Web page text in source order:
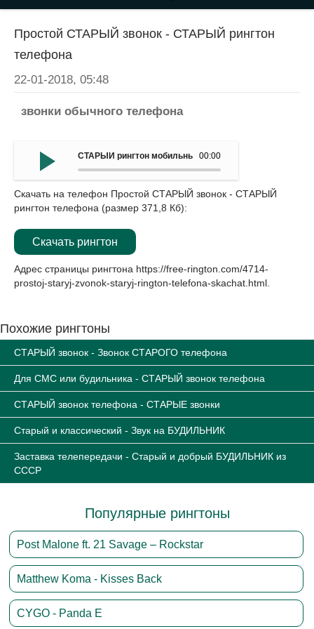
Простой СТАРЫЙ звонок - СТАРЫЙ рингтон
телефона
22-01-2018, 05:48
звонки обычного телефона
00:00
СТАРЫЙ рингтон мобильныйа - Простой СТАРЫЙ
Скачать на телефон Простой СТАРЫЙ звонок - СТАРЫЙ
рингтон телефона (размер 371,8 Кб):
Скачать рингтон
Адрес страницы рингтона https://free-rington.com/4714-
prostoj-staryj-zvonok-staryj-rington-telefona-skachat.html
Похожие рингтоны
СТАРЫЙ звонок - Звонок СТАРОГО телефона
Для СМС или будильника - СТАРЫЙ звонок телефона
СТАРЫЙ звонок телефона - СТАРЫЕ звонки
Старый и классический - Звук на БУДИЛЬНИК
Заставка телепередачи - Старый и добрый БУДИЛЬНИК из
СССР
Популярные рингтоны
Post Malone ft. 21 Savage – Rockstar
Matthew Koma - Kisses Back
CYGO - Panda E